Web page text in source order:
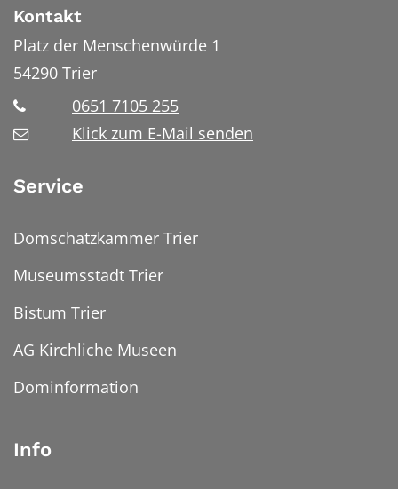
Kontakt
Platz der Menschenwürde 1
54290 Trier
0651 7105 255
Klick zum E-Mail senden
Service
Domschatzkammer Trier
Museumsstadt Trier
Bistum Trier
AG Kirchliche Museen
Dominformation
Info